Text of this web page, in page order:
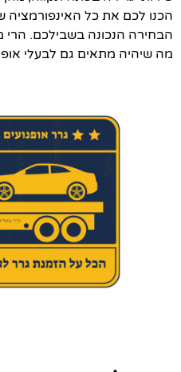
הכנו לכם את כל
הבחירה הנכונה בשבילכם.
מה שיהיה מתאים גם לבעלי